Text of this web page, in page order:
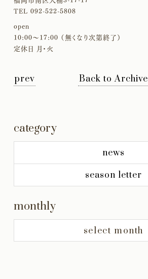
TEL 092-522-5808
open
10:00〜17:00 （無くなり次第終了）
定休日 月・火
prev Back to Archive
category
news
season letter
monthly
select month